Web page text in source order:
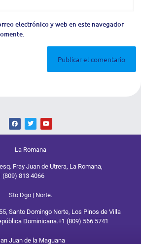
electrónico y web en este navegador
La Romana
Fray Juan de Utrera, La Romana,
(809) 813 4066
Sto Dgo | Norte.
Santo Domingo Norte, Los Pinos de Villa
Dominicana.+1 (809) 566 5741
Juan de la Maguana